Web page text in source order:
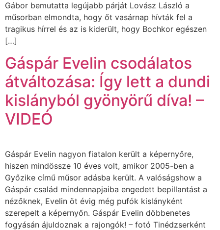
Gábor bemutatta legújabb párját Lovász László a
műsorban elmondta, hogy őt vasárnap hívták fel a
tragikus hírrel és az is kiderült, hogy Bochkor egészen
[…]
Gáspár Evelin csodálatos
átváltozása: Így lett a dundi
kislányból gyönyörű díva! –
VIDEÓ
Gáspár Evelin nagyon fiatalon került a képernyőre,
hiszen mindössze 10 éves volt, amikor 2005-ben a
Győzike című műsor adásba került. A valóságshow a
Gáspár család mindennapjaiba engedett bepillantást a
nézőknek, Evelin öt évig még pufók kislányként
szerepelt a képernyőn. Gáspár Evelin döbbenetes
fogyásán ájuldoznak a rajongók! – fotó Tinédzserként